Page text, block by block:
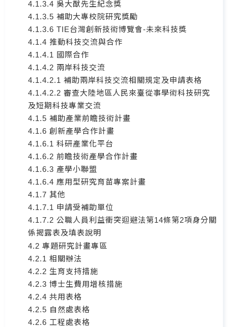
4.1.3.4 吳大猷先生紀念獎
4.1.3.5 補助大專校院研究獎勵
4.1.3.6 TIE台灣創新技術博覽會-未來科技獎
4.1.4 推動科技交流與合作
4.1.4.1 國際合作
4.1.4.2 兩岸科技交流
4.1.4.2.1 補助兩岸科技交流相關規定及申請表格
4.1.4.2.2 審查大陸地區人民來臺從事學術科技研究
及短期科技專業交流
4.1.5 補助產業前瞻技術計畫
4.1.6 創新產學合作計畫
4.1.6.1 科研產業化平台
4.1.6.2 前瞻技術產學合作計畫
4.1.6.3 產學小聯盟
4.1.6.4 應用型研究育苗專案計畫
4.1.7 其他
4.1.7.1 申請受補助單位
4.1.7.2 公職人員利益衝突迴避法第14條第2項身分關
係揭露表及填表說明
4.2 專題研究計畫專區
4.2.1 相關辦法
4.2.2 生育支持措施
4.2.3 博士生費用增核措施
4.2.4 共用表格
4.2.5 自然處表格
4.2.6 工程處表格